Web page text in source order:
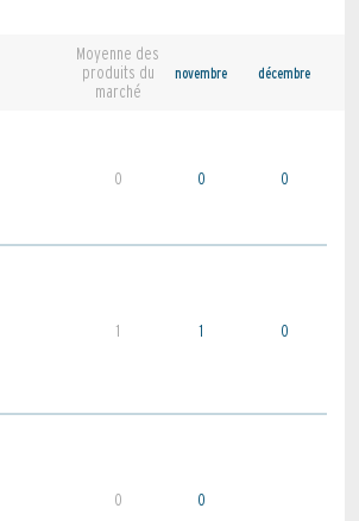
Moyenne des
produits du
marché
novembre décembre
0 0 0
1 1 0
0 0